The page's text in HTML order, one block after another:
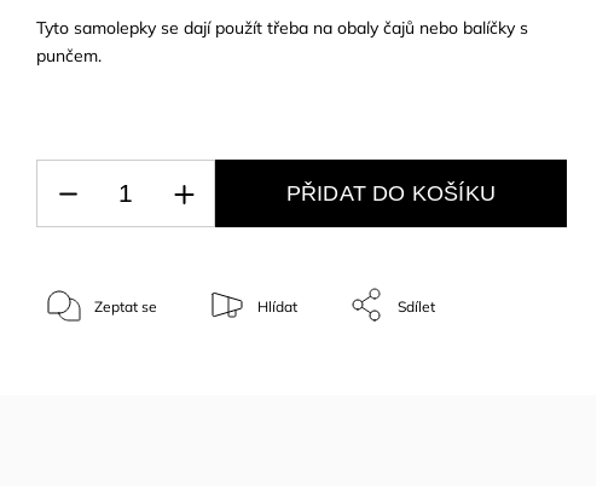
Tyto samolepky se dají použít třeba na obaly čajů nebo balíčky s
punčem.
PŘIDAT DO KOŠÍKU
Zeptat se Hlídat Sdílet